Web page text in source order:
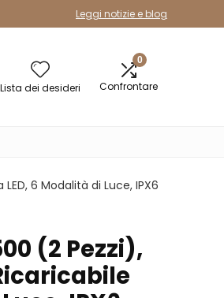
Leggi notizie e blog
Lista dei desideri
0
Confrontare
6 Modalità di Luce, IPX6
(2 Pezzi),